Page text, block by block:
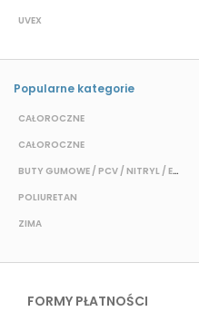
UVEX
Popularne kategorie
CAŁOROCZNE
CAŁOROCZNE
BUTY GUMOWE / PCV / NITRYL / EVA
POLIURETAN
ZIMA
FORMY PŁATNOŚCI